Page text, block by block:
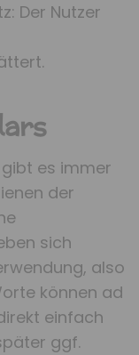
Der Nutzer
es immer
der
sich
also
können ad
einfach
ggf.